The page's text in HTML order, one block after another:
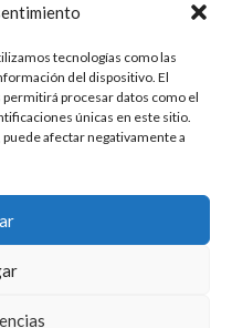
tecnologías como las
del dispositivo. El
procesar datos como el
únicas en este sitio.
afectar negativamente a
Fabricación y distribución,
para automóvil